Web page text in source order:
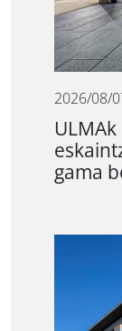
2026/08/
gama